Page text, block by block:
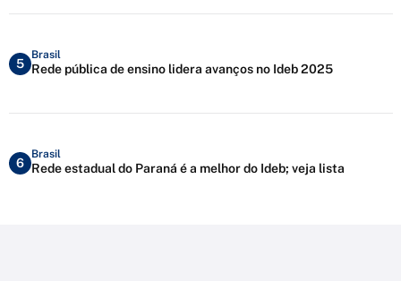
5
Brasil
Rede pública de ensino lidera avanços no Ideb 2025
6
Brasil
Rede estadual do Paraná é a melhor do Ideb; veja lista